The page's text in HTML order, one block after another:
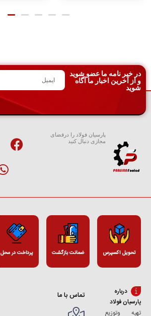
به
در خبر نامه ما عضو شوید
و از آخرین اخبار ما آگاه
شوید
پارسیان فولاد را درفضای
مجازی دنبال کنید
تحویل اکسپرس ضمانت بازگشت پرداخت در محل
درباره
پارسیان فولاد
تهیه وتوزیع
تماس با ما